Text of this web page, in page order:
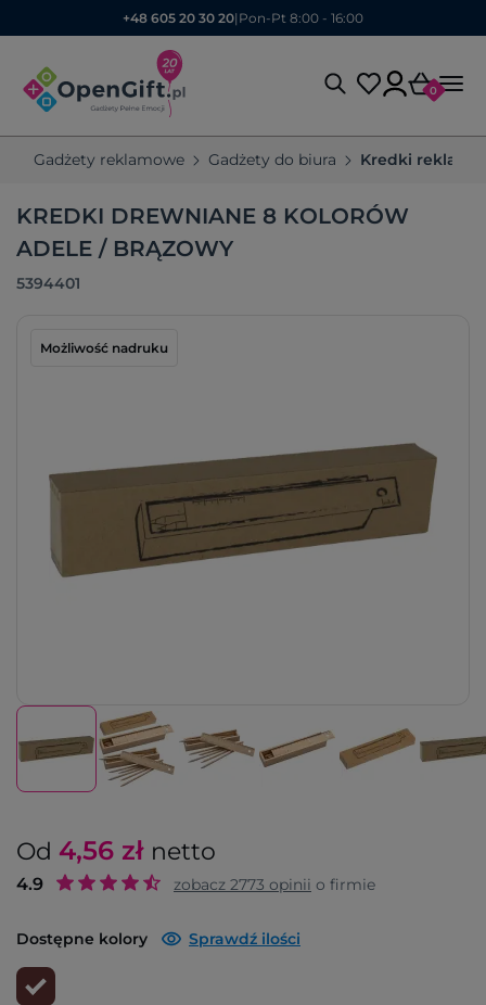
+48 605 20 30 20| Pon-Pt 8:00 - 16:00
0
Gadżety reklamowe Gadżety do biura Kredki
KREDKI DREWNIANE 8 KOLORÓW
ADELE / BRĄZOWY
5394401
Możliwość nadruku
Od 4,56 zł netto
4.9 zobacz 2773 opinii o firmie
Dostępne kolory Sprawdź ilości